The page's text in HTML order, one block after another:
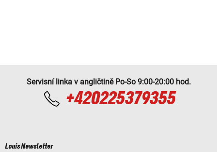
Servisní linka v angličtině Po-So 9:00-20:00 hod.
+420225379355
Louis Newsletter